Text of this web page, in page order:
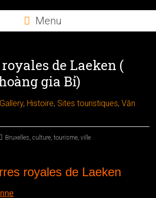
Menu
de Laeken (
gia Bỉ)
Gallery, Histoire, Sites touristiques,Văn
Bruxelles,culture,tourisme,ville
royales de Laeken